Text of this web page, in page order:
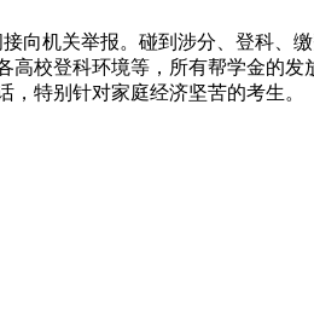
机关举报。碰到涉分、登科、
校登科环境等，所有帮学金的
特别针对家庭经济坚苦的考生。